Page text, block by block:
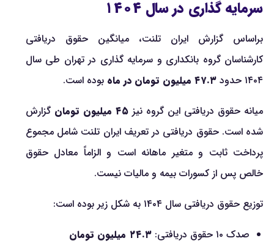
سرمایه گذاری در سال ۱۴۰۴
براساس گزارش ایران تلنت، میانگین حقوق دریافتی
کارشناسان گروه بانکداری و سرمایه گذاری در تهران طی سال
۱۴۰۴ حدود
۴۷.۳ میلیون تومان در ماه
بوده است.
میانه حقوق دریافتی این گروه نیز ۴۵ میلیون تومان
گزارش
شده است. حقوق دریافتی در تعریف ایران تلنت شامل مجموع
پرداخت ثابت و متغیر ماهانه است و الزاماً معادل حقوق
خالص پس از کسورات بیمه و مالیات نیست.
توزیع حقوق دریافتی سال ۱۴۰۴ به شکل زیر بوده است:
صدک ۱۰ حقوق دریافتی:
۲۴.۳ میلیون تومان